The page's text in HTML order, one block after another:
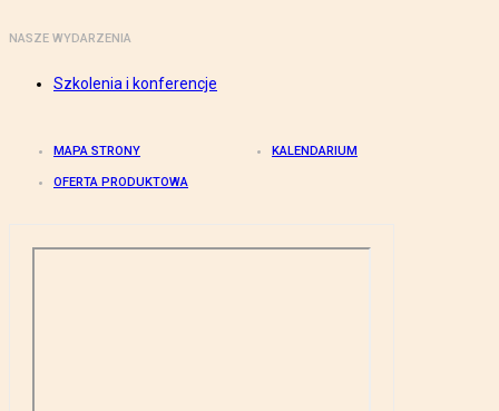
NASZE WYDARZENIA
Szkolenia i konferencje
MAPA STRONY KALENDARIUM
OFERTA PRODUKTOWA